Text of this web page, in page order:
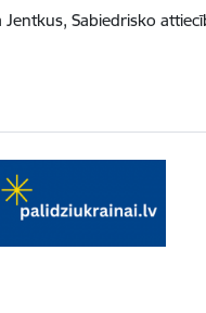
Sabiedrisko